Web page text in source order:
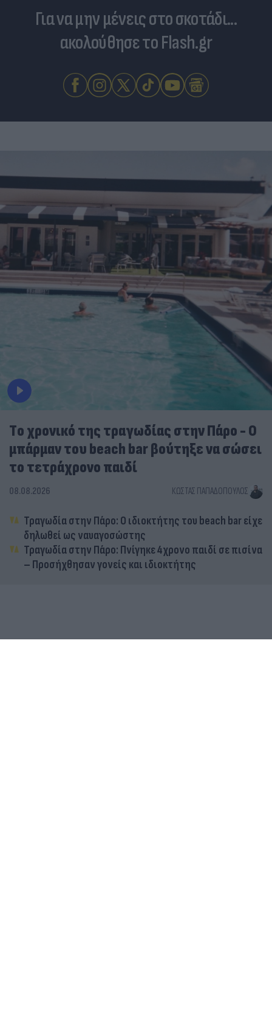
Για να μην μένεις στο σκοτάδι...
ακολούθησε το Flash.gr
Tο χρονικό της τραγωδίας στην Πάρο - Ο
μπάρμαν του beach bar βούτηξε να σώσει
το τετράχρονο παιδί
08.08.2026 ΚΏΣΤΑΣ ΠΑΠΑΔΌΠΟΥΛΟΣ
Τραγωδία στην Πάρο: Ο ιδιοκτήτης του beach bar είχε
δηλωθεί ως ναυαγοσώστης
Τραγωδία στην Πάρο: Πνίγηκε 4χρονο παιδί σε πισίνα
– Προσήχθησαν γονείς και ιδιοκτήτης